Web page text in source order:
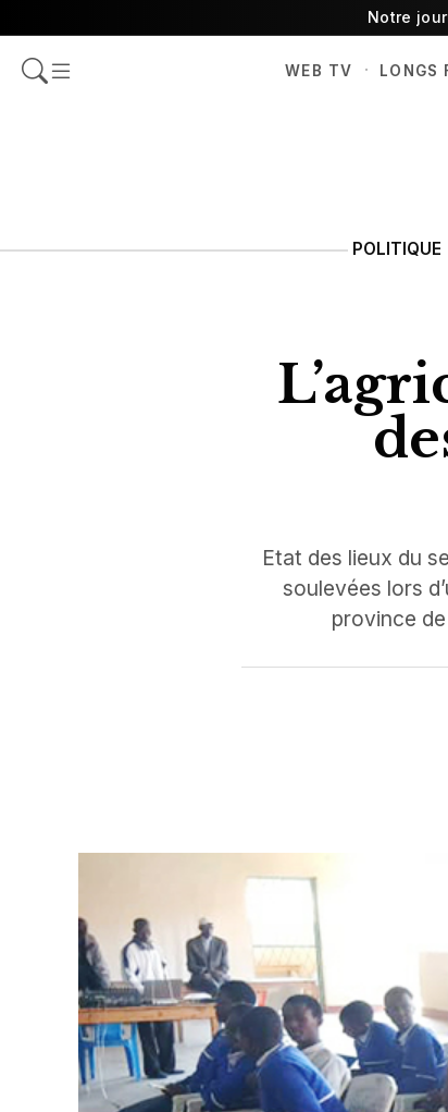
Notre
WEB TV · LONGS
POLITIQUE
Etat des lieux du
soulevées lors
province